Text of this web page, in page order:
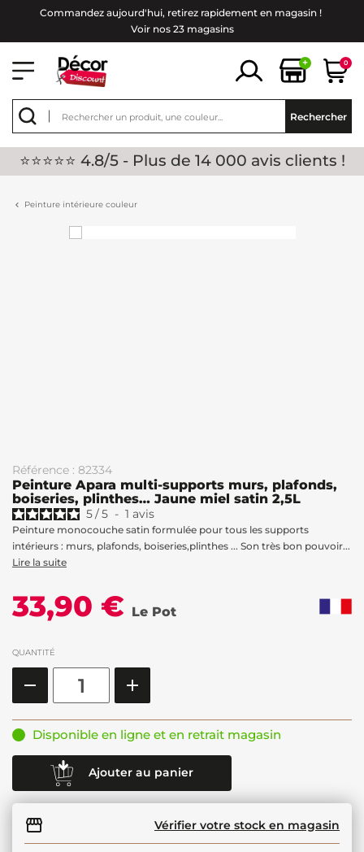
Commandez aujourd'hui, retirez rapidement en magasin !
Voir nos 23 magasins
+ 0
Rechercher
⭐⭐⭐⭐⭐ 4.8/5 - Plus de 14 000 avis clients !
Peinture intérieure couleur
Référence : 82334
Peinture Apara multi-supports murs, plafonds,
boiseries, plinthes… Jaune miel satin 2,5L
5/5 - 1 avis
Peinture monocouche satin formulée pour tous les supports
intérieurs : murs, plafonds, boiseries,plinthes ... Son très bon pouvoir...
Lire la suite
33,90 € Le Pot
QUANTITÉ
Disponible en ligne et en retrait magasin
Ajouter au panier
Vérifier votre stock en magasin